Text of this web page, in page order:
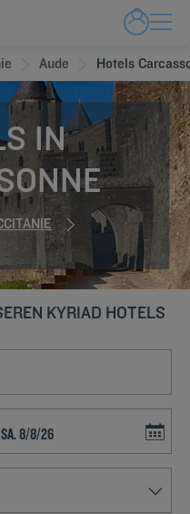
Aude Hotels
IN
KYRIAD HOTELS